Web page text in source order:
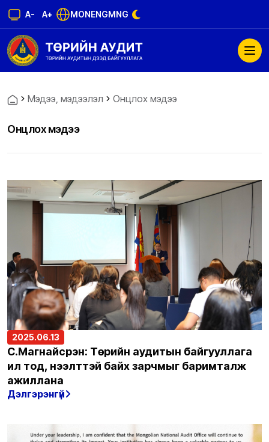
A- A+ MONENGMNG
Мэдээ, мэдээлэл Онцлох мэдээ
Онцлох мэдээ
2025.06.13
С.Магнайсүрэн: Төрийн аудитын байгууллага
ил тод, нээлттэй байх зарчмыг баримталж
ажиллана
Дэлгэрэнгүй